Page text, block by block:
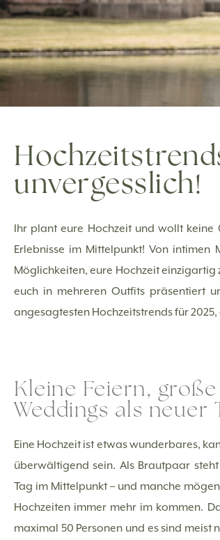
unvergesslich!
Ihr plant eure Hochzeit und wollt keine
Erlebnisse im Mittelpunkt! Von
Möglichkeiten, eure Hochzeit einzigartig
euch in mehreren Outfits präsentiert
angesagtesten Hochzeitstrends für
Kleine Feiern,
Weddings als neuer
Eine Hochzeit ist etwas wunderbares,
überwältigend sein. Als Brautpaar
Tag im Mittelpunkt – und manche
Hochzeiten immer mehr im kommen.
maximal 50 Personen und es sind meist